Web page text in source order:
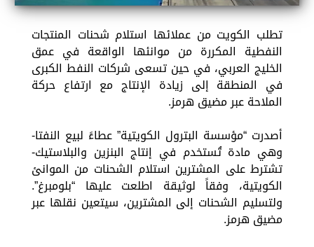
تطلب الكويت من عملائها استلام شحنات المنتجات
النفطية المكررة من موانئها الواقعة في عمق
الخليج العربي، في حين تسعى شركات النفط الكبرى
في المنطقة إلى زيادة الإنتاج مع ارتفاع حركة
الملاحة عبر مضيق هرمز.
أصدرت “مؤسسة البترول الكويتية” عطاءً لبيع النفتا-
وهي مادة تُستخدم في إنتاج البنزين والبلاستيك-
تشترط على المشترين استلام الشحنات من الموانئ
الكويتية، وفقاً لوثيقة اطلعت عليها “بلومبرغ”.
ولتسليم الشحنات إلى المشترين، سيتعين نقلها عبر
مضيق هرمز.